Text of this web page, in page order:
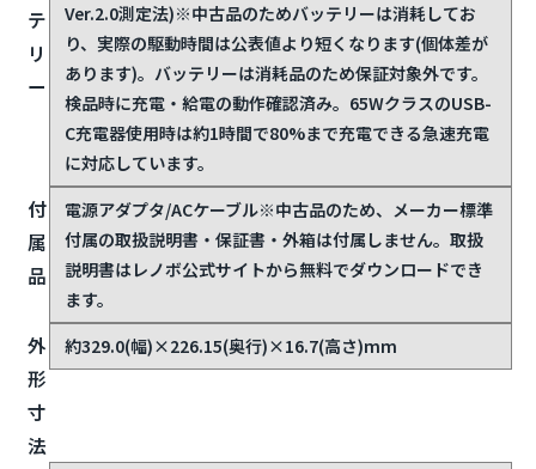
テ
リ
ー
Ver.2.0測定法)※中古品のためバッテリーは消耗してお
り、実際の駆動時間は公表値より短くなります(個体差が
あります)。バッテリーは消耗品のため保証対象外です。
検品時に充電・給電の動作確認済み。65WクラスのUSB-
C充電器使用時は約1時間で80%まで充電できる急速充電
に対応しています。
付
属
品
電源アダプタ/ACケーブル※中古品のため、メーカー標準
付属の取扱説明書・保証書・外箱は付属しません。取扱
説明書はレノボ公式サイトから無料でダウンロードでき
ます。
外
形
寸
法
約329.0(幅)×226.15(奥行)×16.7(高さ)mm